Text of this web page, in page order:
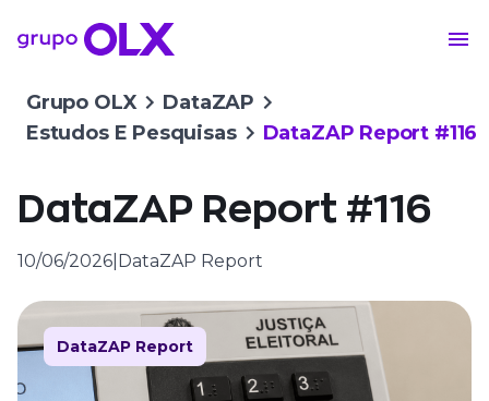
Grupo OLX
DataZAP
Estudos E Pesquisas
DataZAP Report #116
DataZAP Report #116
10/06/2026 DataZAP Report
DataZAP Report